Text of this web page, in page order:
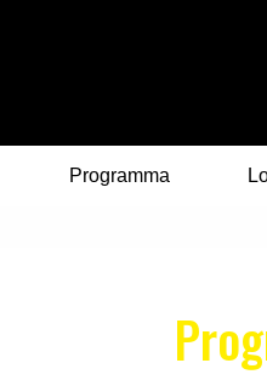
Programma